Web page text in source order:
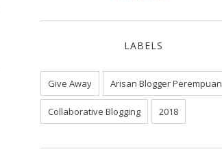
LABELS
Give Away Arisan Blogger Perempuan
Collaborative Blogging 2018